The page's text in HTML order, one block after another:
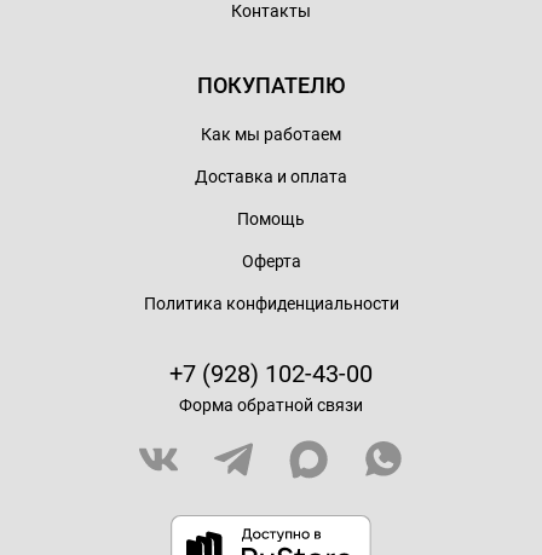
Контакты
ПОКУПАТЕЛЮ
Как мы работаем
Доставка и оплата
Помощь
Оферта
Политика конфиденциальности
+7 (928) 102-43-00
Форма обратной связи